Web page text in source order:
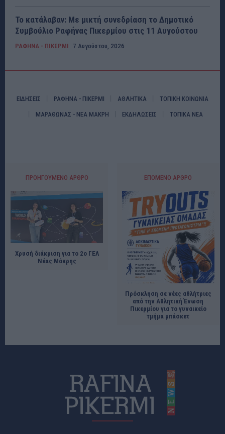
Το κατάλαβαν: Με μικτή συνεδρίαση το Δημοτικό
Συμβούλιο Ραφήνας Πικερμίου στις 11 Αυγούστου
ΡΑΦΗΝΑ - ΠΙΚΕΡΜΙ 7 Αυγούστου, 2026
ΕΙΔΗΣΕΙΣ ΡΑΦΗΝΑ - ΠΙΚΕΡΜΙ ΑΘΛΗΤΙΚΑ ΤΟΠΙΚΗ ΚΟΙΝΩΝΙΑ
ΜΑΡΑΘΩΝΑΣ - ΝΕΑ ΜΑΚΡΗ ΕΚΔΗΛΩΣΕΙΣ ΤΟΠΙΚΑ ΝΕΑ
ΠΡΟΗΓΟΎΜΕΝΟ ΆΡΘΡΟ
Χρυσή διάκριση για το 2ο ΓΕΛ
Νέας Μάκρης
ΕΠΌΜΕΝΟ ΆΡΘΡΟ
Πρόσκληση σε νέες αθλήτριες
από την Αθλητική Ένωση
Πικερμίου για το γυναικείο
τμήμα μπάσκετ